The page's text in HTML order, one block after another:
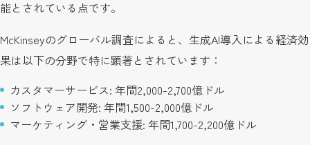
能とされている点です。
McKinseyのグローバル調査によると、生成AI導入による経済効
果は以下の分野で特に顕著とされています：
カスタマーサービス: 年間2,000-2,700億ドル
ソフトウェア開発: 年間1,500-2,000億ドル
マーケティング・営業支援: 年間1,700-2,200億ドル